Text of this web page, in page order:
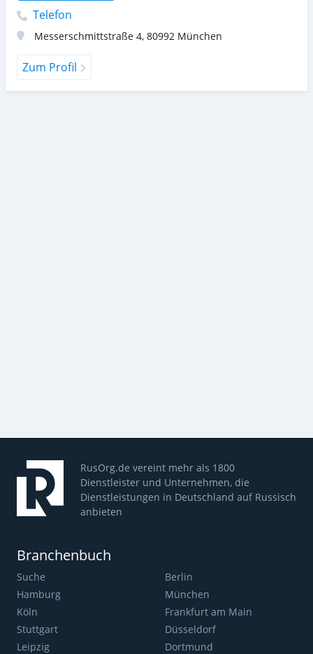
Telefon
Messerschmittstraße 4, 80992 München
Zum Profil
RusOrg.de vereint mehr als 1800
Dienstleister und Unternehmen, die
Dienstleistungen in Deutschland auf Russisch
anbieten
Branchenbuch
Suche
Berlin
Hamburg
München
Köln
Frankfurt am Main
Stuttgart
Düsseldorf
Leipzig
Dortmund